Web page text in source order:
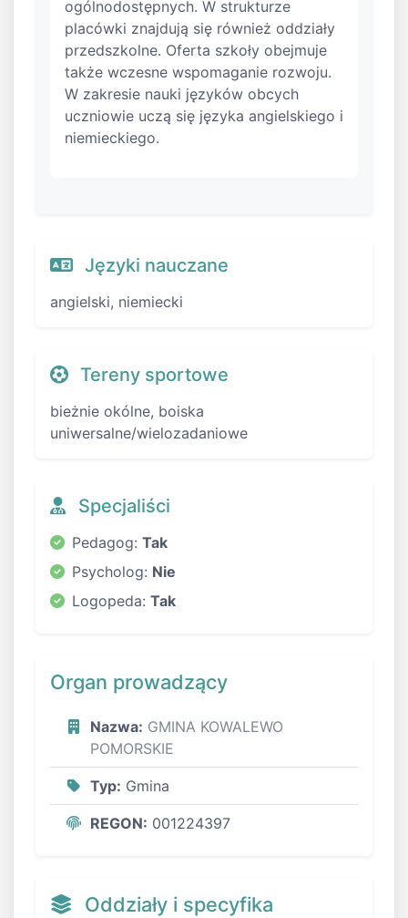
ogólnodostępnych. W strukturze
placówki znajdują się również oddziały
przedszkolne. Oferta szkoły obejmuje
także wczesne wspomaganie rozwoju.
W zakresie nauki języków obcych
uczniowie uczą się języka angielskiego i
niemieckiego.
Języki nauczane
angielski, niemiecki
Tereny sportowe
bieżnie okólne, boiska
uniwersalne/wielozadaniowe
Specjaliści
Pedagog: Tak
Psycholog: Nie
Logopeda: Tak
Organ prowadzący
Nazwa: GMINA KOWALEWO
POMORSKIE
Typ: Gmina
REGON: 001224397
Oddziały i specyfika